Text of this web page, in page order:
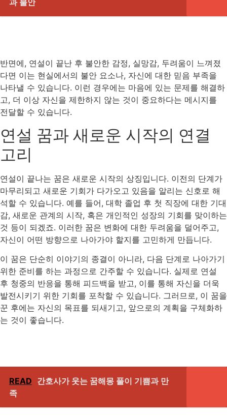
과 불안
반면에, 연설이 끝난 후 불안한 감정, 실망감, 두려움이 느껴졌
다면 이는 현실에서의 불안 요소나, 자신에 대한 믿음 부족을
나타낼 수 있습니다. 이런 경우에는 마음에 있는 문제를 해결하
고, 더 이상 자신을 제한하지 않는 것이 중요하다는 메시지를
전달할 수 있습니다.
연설 꿈과 새로운 시작의 연결
고리
연설이 끝나는 꿈은 새로운 시작의 상징입니다. 이전의 단계가
마무리되고 새로운 기회가 다가오고 있음을 알리는 신호로 해
석할 수 있습니다. 예를 들어, 대학 졸업 후 첫 직장에 대한 기대
감, 새로운 관계의 시작, 혹은 개인적인 성장의 기회를 맞이하는
것 등이 되겠죠. 이러한 꿈은 변화에 대한 두려움을 덜어주고,
자신이 어떤 방향으로 나아가야 할지를 고민하게 만듭니다.
이 꿈은 단순히 이야기의 종결이 아니라, 다음 단계로 나아가기
위한 준비를 하는 과정으로 간주할 수 있습니다. 실제로 연설
후 청중의 반응을 통해 피드백을 받고, 이를 통해 자신을 더욱
발전시키기 위한 기회를 포착할 수 있습니다. 그러므로, 이 꿈을
꾼 후에는 자신의 목표를 되새기고, 앞으로의 계획을 구체화하
는 것이 좋습니다.
READ 간호사가 웃는 꿈해몽 풀이 기쁨과 만
족